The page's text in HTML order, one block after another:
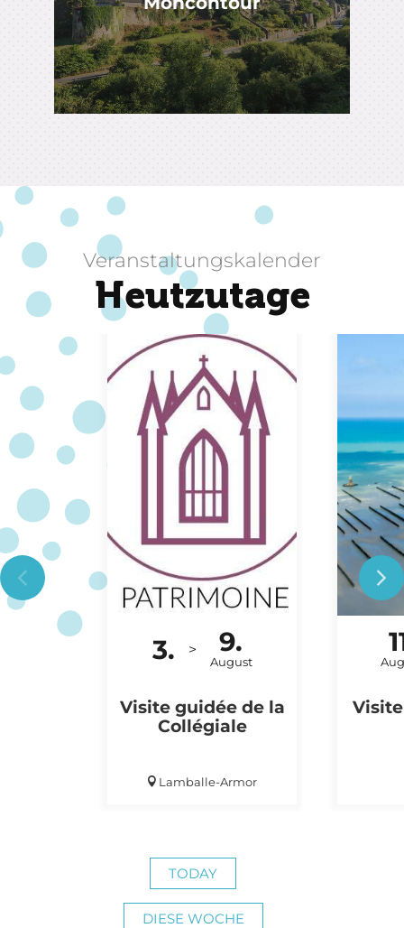
Veranstaltungskalender
Heutzutage
3. > 9.
August
Visite guidée de la
Collégiale
BESICHTIGUNG
Lamballe-Armor
TODAY
DIESE WOCHE